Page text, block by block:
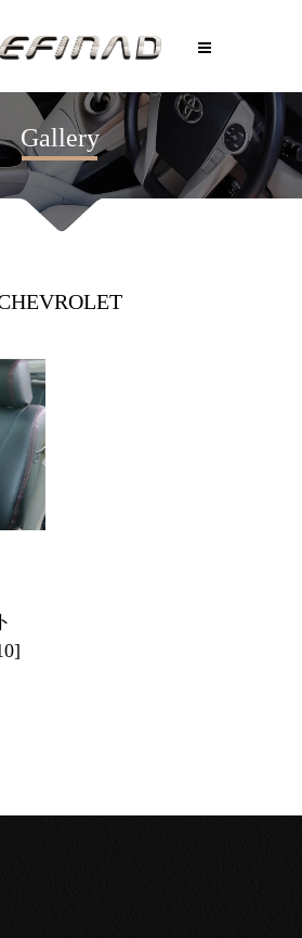
Gallery